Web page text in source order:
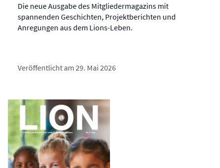
Die neue Ausgabe des Mitgliedermagazins mit
spannenden Geschichten, Projektberichten und
Anregungen aus dem Lions-Leben.
Veröffentlicht am 29. Mai 2026